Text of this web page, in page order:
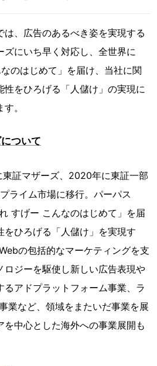
は、広告のあるべき姿を実現する
ズにいち早く対応し、全世界に
のはじめて」を届け、当社に関
性をひろげる「人儲け」の実現に
。
ついて
証マザーズ、2020年に東証一部
ライム市場に移行。パーパス
すげー こんなのはじめて」を届
をひろげる「人儲け」を実現す
の包括的なマーケティングを支
ロジーを駆使し新しい広告表現や
るアドプラットフォーム事業、ラ
業など、領域をまたいだ事業を展
を中心とした海外への事業展開も